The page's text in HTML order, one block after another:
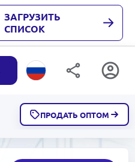
ЗАГРУЗИТЬ
СПИСОК
50% Скидки от 50%
ПРОДАТЬ ОПТОМ